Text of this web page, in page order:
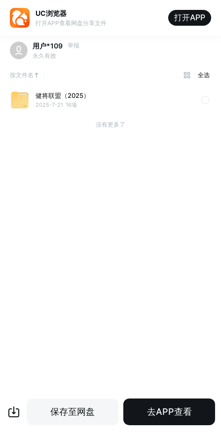
UC浏览器
打开APP查看网盘分享文件
打开APP
用户*109
举报
永久有效
按文件名 全选
健将联盟（2025）
2025-7-21 16项
没有更多了
保存至网盘 去APP查看